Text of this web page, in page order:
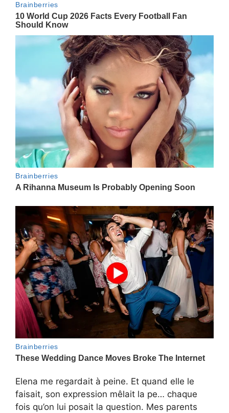
Elena me regardait à peine. Et quand elle le
faisait, son expression mêlait la pe… chaque
fois qu’on lui posait la question. Mes parents